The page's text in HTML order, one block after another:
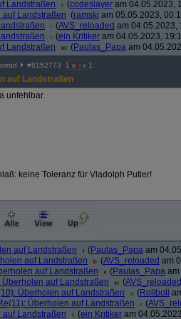
Landstraßen
(codeslayer am 04.05.2023,
auf Landstraßen (ramski am 05.05.2023,
(AVS_reloaded am 04.05.2023,
(ein Kritiker am 04.05.2023,
Landstraßen
(Paulas_Papa am
#8152773 1 x x 1
auf Landstraßen
unfehlbar.
keine Toleranz für Vladolph Putler!
auf Landstraßen (Paulas_Papa am
auf Landstraßen
(AVS_reloaded am
auf Landstraßen
(Paulas_Papa
Überholen auf Landstraßen
(AVS_reloaded
Überholen auf Landstraßen
(Roliboli
Überholen auf Landstraßen
(
auf Landstraßen
(ein Kritiker am